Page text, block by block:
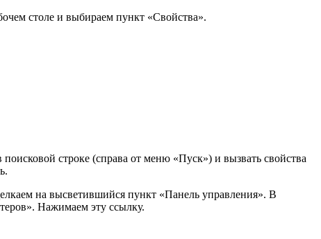
столе и выбираем пункт «Свойства».
строке (справа от меню «Пуск») и вызвать свойства
на высветившийся пункт «Панель управления». В
Нажимаем эту ссылку.